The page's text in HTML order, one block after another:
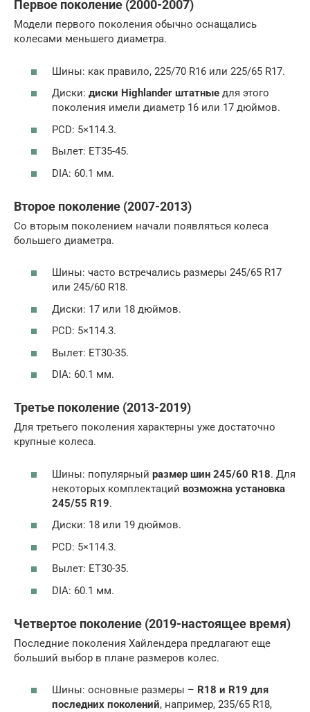
Первое поколение (2000-2007)
Модели первого поколения обычно оснащались
колесами меньшего диаметра.
Шины: как правило, 225/70 R16 или 225/65 R17.
Диски: диски Highlander штатные для этого
поколения имели диаметр 16 или 17 дюймов.
PCD: 5×114.3.
Вылет: ET35-45.
DIA: 60.1 мм.
Второе поколение (2007-2013)
Со вторым поколением начали появляться колеса
большего диаметра.
Шины: часто встречались размеры 245/65 R17
или 245/60 R18.
Диски: 17 или 18 дюймов.
PCD: 5×114.3.
Вылет: ET30-35.
DIA: 60.1 мм.
Третье поколение (2013-2019)
Для третьего поколения характерны уже достаточно
крупные колеса.
Шины: популярный размер шин 245/60 R18. Для
некоторых комплектаций возможна установка
245/55 R19.
Диски: 18 или 19 дюймов.
PCD: 5×114.3.
Вылет: ET30-35.
DIA: 60.1 мм.
Четвертое поколение (2019-настоящее время)
Последние поколения Хайлендера предлагают еще
больший выбор в плане размеров колес.
Шины: основные размеры – R18 и R19 для
последних поколений, например, 235/65 R18,